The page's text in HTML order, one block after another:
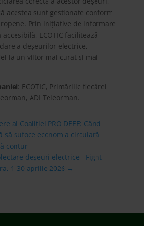
acestea sunt gestionate conform
Prin inițiative de informare
ECOTIC facilitează
a deșeurilor electrice,
la un viitor mai curat și mai
: ECOTIC, Primăriile fiecărei
ADI Teleorman.
al Coaliției PRO DEEE: Când
să sufoce economia circulară
contur
deşeuri electrice - Fight
1-30 aprilie 2026 →